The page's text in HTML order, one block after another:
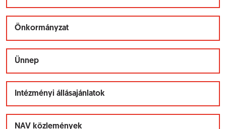
Önkormányzat
Ünnep
Intézményi állásajánlatok
NAV közlemények